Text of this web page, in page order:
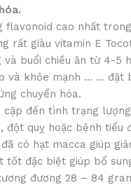
flavonoid cao nhất
rất giàu vitamin E
và buổi chiều ăn từ 4-
và khỏe mạnh … … đặt
chuyển hóa.
cập đến tình trạng
đột quỵ hoặc bệnh tiểu
có hạt macca giúp
tốt đặc biệt giúp bổ
đương 28 – 84